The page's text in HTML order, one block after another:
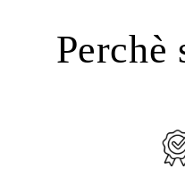
Perchè